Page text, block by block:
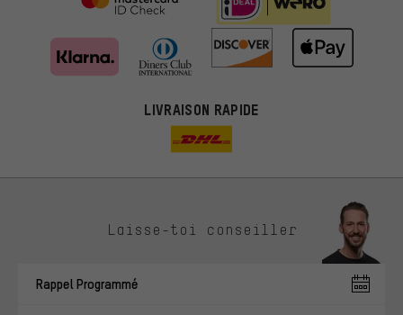
LIVRAISON RAPIDE
Laisse-toi conseiller
Rappel Programmé
Des offres plus adaptées
Au lieu de pubs au hasard, nous afficherons des offres plus
intérêts et à te présenter des offres et des conseils sur mesure.